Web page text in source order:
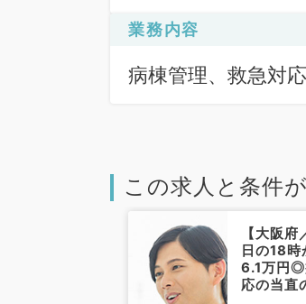
業務内容
病棟管理、救急対応
この求人と条件
【大阪
日の18時
6.1万円◎
応の当直